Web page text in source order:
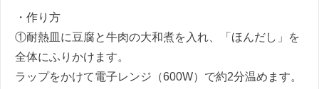
・作り方
①耐熱皿に豆腐と牛肉の大和煮を入れ、「ほんだし」を
全体にふりかけます。
ラップをかけて電子レンジ（600W）で約2分温めます。